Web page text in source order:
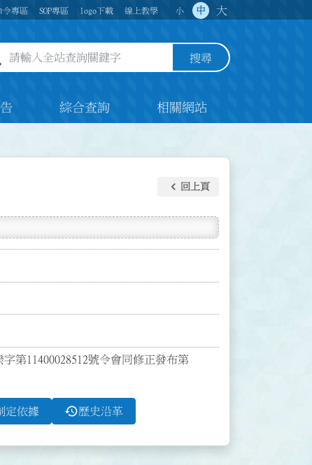
令專區 SOP專區 logo下載 線上教學 小 中 大
全站查詢關鍵字欄位 搜尋
綜合查詢 相關網站
keyboard_arrow_left 回上頁
第11400028512號令會同修正發布第
定依據 history歷史沿革